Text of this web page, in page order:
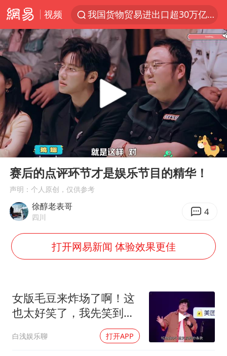
视频
我国货物贸易进出口超30万亿元
佛山通报笔试前13被淘汰后5名进体检
上半年我国机械工业经济运行稳中有进
实测秋天第一杯奶茶
泰国枪击案凶手先杀祖父母后行凶
四川宜宾市高县发生4.9级地震
台风“白海豚”体型变大！环流面积接近13个浙江那么大
泰国校园枪击案死亡人数升至7人
国防部回应日本试射“战斧”导弹
女孩摆摊卖菌子时收到北大通知书
Play
00:00 02:16
赛后的点评环节才是娱乐节目的精华！
声明：个人原创，仅供参考
徐醇老表哥
四川 4
打开网易新闻 体验效果更佳
女版毛豆来炸场了啊！这
也太好笑了，我先笑到肚
白浅娱乐聊 打开APP